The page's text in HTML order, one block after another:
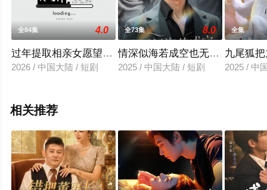
全84集 4.0
过年提取相亲女愿望，我成首富
2026 / 中国大陆 / 短剧
全73集 8.0
情深似海若成空也无风雨也无晴
2025 / 中国大陆 / 短剧
全集
九尾狐
2025 / 中
相关推荐